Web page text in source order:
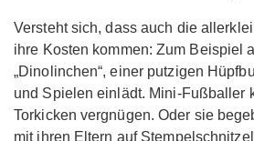
Versteht sich, dass auch die
ihre Kosten kommen: Zum Beispiel
„Dinolinchen“, einer putzigen
und Spielen einlädt. Mini-Fußballer
Torkicken vergnügen. Oder sie
mit ihren Eltern auf